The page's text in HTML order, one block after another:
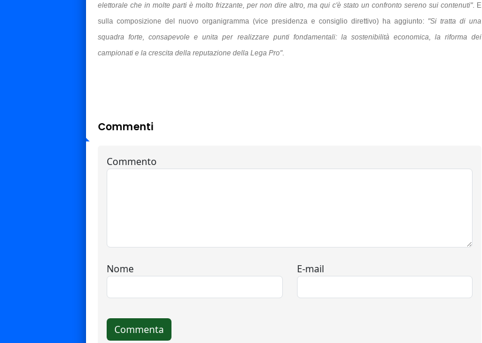
elettorale che in molte parti è molto frizzante, per non dire altro, ma qui c'è stato un confronto sereno sui contenuti". E
sulla composizione del nuovo organigramma (vice presidenza e consiglio direttivo) ha aggiunto: "Si tratta di una
squadra forte, consapevole e unita per realizzare punti fondamentali: la sostenibilità economica, la riforma dei
campionati e la crescita della reputazione della Lega Pro".
Commenti